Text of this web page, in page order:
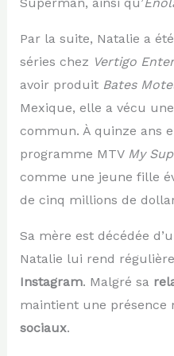
Par la suite, Natalie a
séries chez Vertigo
avoir produit Bates
Mexique, elle a vécu
commun. À quinze ans
programme MTV My
comme une jeune fille
de cinq millions de
Sa mère est décédée
Natalie lui rend
Instagram. Malgré sa
maintient une présence
sociaux.